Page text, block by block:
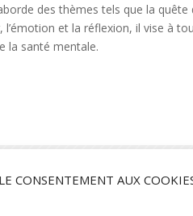
CONSENTEMENT AUX
des thèmes tels que la
l’émotion et la réflexion, il vise à
la santé mentale.
